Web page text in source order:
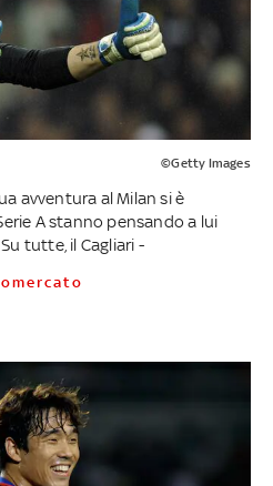
©Getty Images
avventura al Milan si è
A stanno pensando a lui
tutte, il Cagliari -